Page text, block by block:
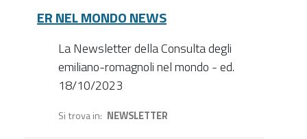
ER NEL MONDO NEWS
La Newsletter della Consulta degli
emiliano-romagnoli nel mondo - ed.
18/10/2023
Si trova in NEWSLETTER